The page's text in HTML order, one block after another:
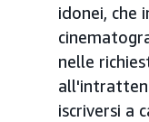
idonei, che
nelle
iscriversi a